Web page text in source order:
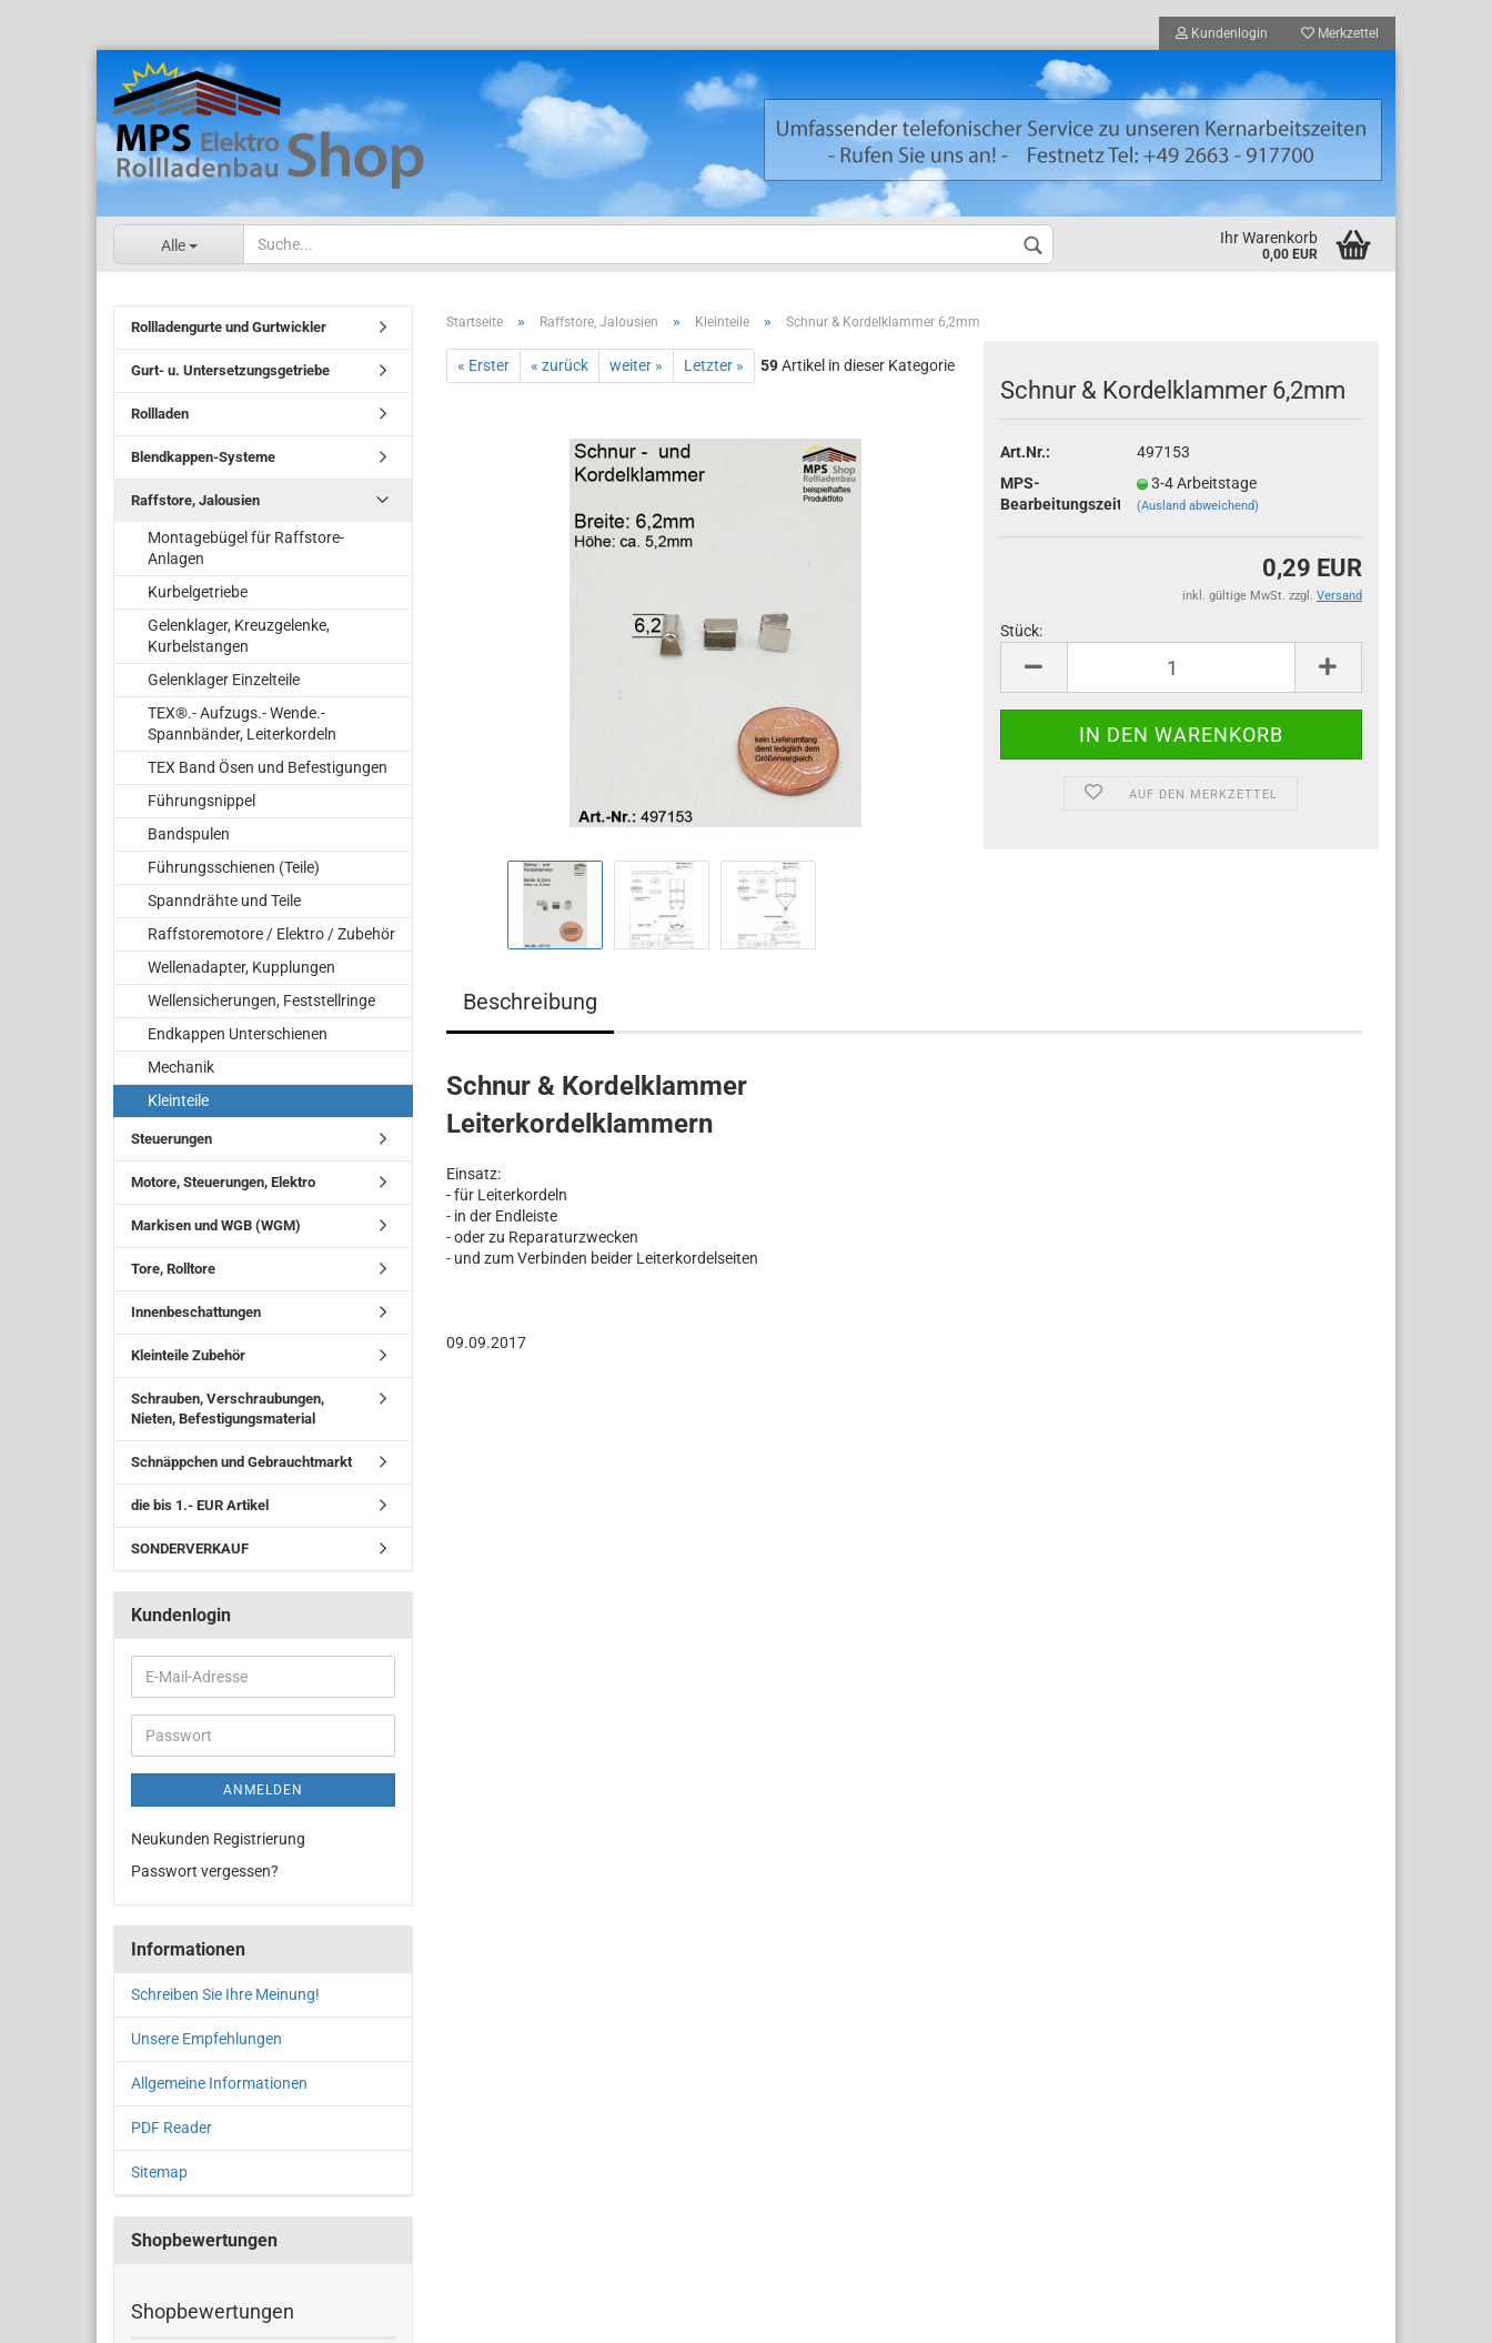
Kundenlogin
Passwort vergessen?
Merkzettel
Alle Ihr Warenkorb
0,00 EUR
Startseite » Raffstore, Jalousien » Kleinteile » Schnur & Kordelklammer 6,2mm
« Erster « zurück weiter » Letzter » 59Artikel in dieser Kategorie
Schnur & Kordelklammer 6,2mm
Art.Nr.:
497153
MPS-
Bearbeitungszeit;
3-4 Arbeitstage
(Ausland abweichend)
0,29 EUR
inkl. gültige MwSt. zzgl. Versand
Stück:
Stück
AUF DEN MERKZETTEL
Beschreibung
Schnur & Kordelklammer
Leiterkordelklammern
Einsatz:
- für Leiterkordeln
- in der Endleiste
- oder zu Reparaturzwecken
- und zum Verbinden beider Leiterkordelseiten
09.09.2017
Rollladengurte und Gurtwickler
Gurt- u. Untersetzungsgetriebe
Rollladen
Blendkappen-Systeme
Raffstore, Jalousien
Montagebügel für Raffstore-
Anlagen
Kurbelgetriebe
Gelenklager, Kreuzgelenke,
Kurbelstangen
Gelenklager Einzelteile
TEX®.- Aufzugs.- Wende.-
Spannbänder, Leiterkordeln
TEX Band Ösen und Befestigungen
Führungsnippel
Bandspulen
Führungsschienen (Teile)
Spanndrähte und Teile
Raffstoremotore / Elektro / Zubehör
Wellenadapter, Kupplungen
Wellensicherungen, Feststellringe
Endkappen Unterschienen
Mechanik
Kleinteile
Steuerungen
Motore, Steuerungen, Elektro
Markisen und WGB (WGM)
Tore, Rolltore
Innenbeschattungen
Kleinteile Zubehör
Schrauben, Verschraubungen,
Nieten, Befestigungsmaterial
Schnäppchen und Gebrauchtmarkt
die bis 1.- EUR Artikel
SONDERVERKAUF
Kundenlogin
ANMELDEN
Neukunden Registrierung
Passwort vergessen?
Informationen
Schreiben Sie Ihre Meinung!
Unsere Empfehlungen
Allgemeine Informationen
PDF Reader
Sitemap
Shopbewertungen
Shopbewertungen